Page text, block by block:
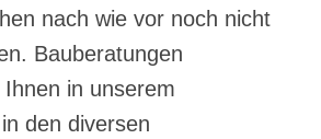
nach wie vor noch nicht
Bauberatungen
in unserem
den diversen